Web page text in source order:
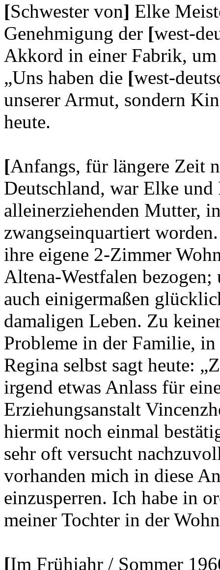
[Schwester von] Elke
Genehmigung der [west-
Akkord in einer Fabrik,
„Uns haben die [west-
unserer Armut, sondern
heute.
[Anfangs, für längere Zeit
Deutschland, war Elke
alleinerziehenden Mutter,
zwangseinquartiert
ihre eigene 2-Zimmer
Altena-Westfalen
auch einigermaßen
damaligen Leben. Zu
Probleme in der Familie,
Regina selbst sagt heute:
irgend etwas Anlass für
Erziehungsanstalt
hiermit noch einmal
sehr oft versucht
vorhanden mich in diese
einzusperren. Ich habe in
meiner Tochter in der
[Im Frühjahr / Sommer